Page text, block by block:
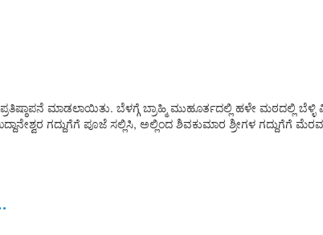
ಮಾಡಲಾಯಿತು. ಬೆಳಗ್ಗೆ ಬ್ರಾಹ್ಮಿ ಮುಹೂರ್ತದಲ್ಲಿ ಹಳೇ ಮಠದಲ್ಲಿ
ಪೂಜೆ ಸಲ್ಲಿಸಿ, ಅಲ್ಲಿಂದ ಶಿವಕುಮಾರ ಶ್ರೀಗಳ ಗದ್ದುಗೆಗೆ